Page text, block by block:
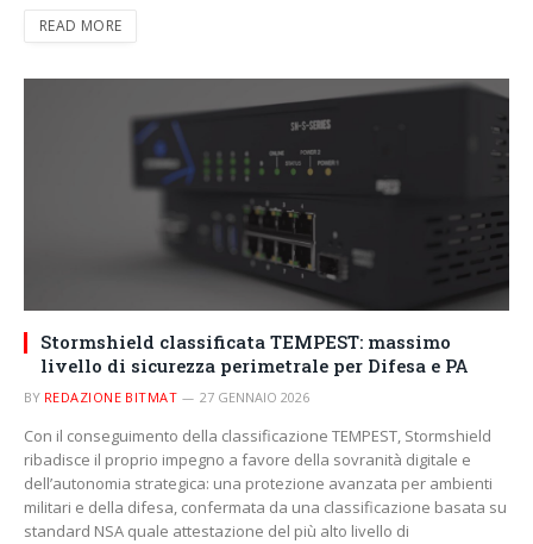
READ MORE
Stormshield classificata TEMPEST: massimo
livello di sicurezza perimetrale per Difesa e PA
BY REDAZIONE BITMAT 27 GENNAIO 2026
Con il conseguimento della classificazione TEMPEST, Stormshield
ribadisce il proprio impegno a favore della sovranità digitale e
dell’autonomia strategica: una protezione avanzata per ambienti
militari e della difesa, confermata da una classificazione basata su
standard NSA quale attestazione del più alto livello di